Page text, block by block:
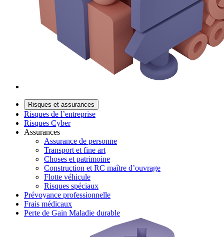
Risques et assurances
Risques de l’entreprise
Risques Cyber
Assurances
Assurance de personne
Transport et fine art
Choses et patrimoine
Construction et RC maître d’ouvrage
Flotte véhicule
Risques spéciaux
Prévoyance professionnelle
Frais médicaux
Perte de Gain Maladie durable